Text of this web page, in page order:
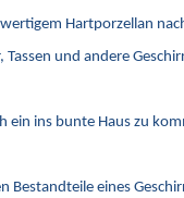
Hartporzellan
Tassen und andere
ins bunte Haus zu
eines